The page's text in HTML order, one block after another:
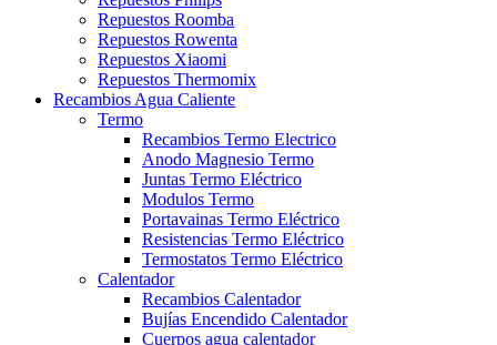
Repuestos Roomba
Repuestos Rowenta
Repuestos Xiaomi
Repuestos Thermomix
Recambios Agua Caliente
Termo
Recambios Termo Electrico
Anodo Magnesio Termo
Juntas Termo Eléctrico
Modulos Termo
Portavainas Termo Eléctrico
Resistencias Termo Eléctrico
Termostatos Termo Eléctrico
Calentador
Recambios Calentador
Bujías Encendido Calentador
Cuerpos agua calentador